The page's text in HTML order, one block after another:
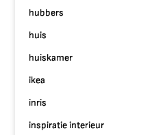
hubbers
huis
huiskamer
ikea
inris
inspiratie interieur